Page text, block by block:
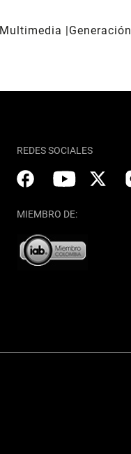
Multimedia
Generación
REDES SOCIALES
MIEMBRO DE: